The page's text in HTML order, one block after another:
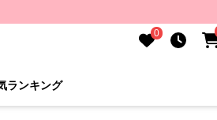
0
ランキング